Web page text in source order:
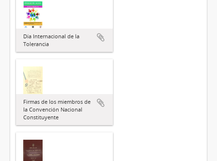
Día Internacional de la
Tolerancia
Firmas de los miembros de
la Convención Nacional
Constituyente